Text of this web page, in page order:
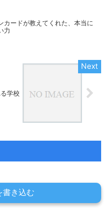
カードが教えてくれた、本当に
力
学校
書き込む